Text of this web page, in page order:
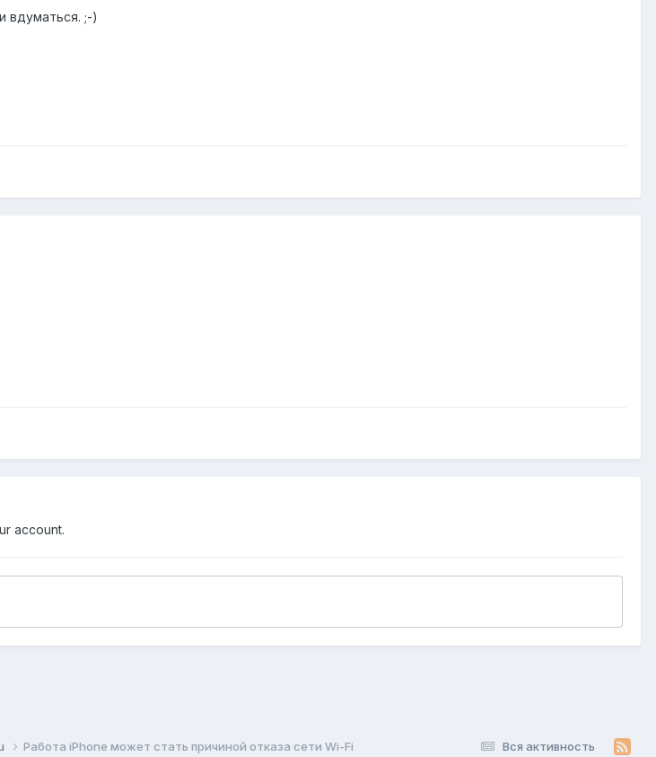
вдуматься. ;-)
account.
Вся активность
Работа iPhone может стать причиной отказа сети Wi-Fi